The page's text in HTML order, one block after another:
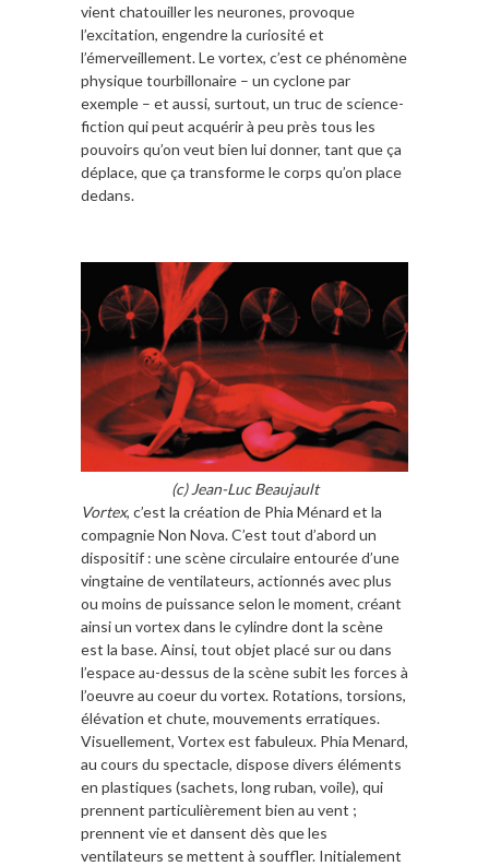
vient chatouiller les neurones, provoque
l’excitation, engendre la curiosité et
l’émerveillement. Le vortex, c’est ce phénomène
physique tourbillonaire – un cyclone par
exemple – et aussi, surtout, un truc de science-
fiction qui peut acquérir à peu près tous les
pouvoirs qu’on veut bien lui donner, tant que ça
déplace, que ça transforme le corps qu’on place
dedans.
(c) Jean-Luc Beaujault
Vortex, c’est la création de Phia Ménard et la
compagnie Non Nova. C’est tout d’abord un
dispositif : une scène circulaire entourée d’une
vingtaine de ventilateurs, actionnés avec plus
ou moins de puissance selon le moment, créant
ainsi un vortex dans le cylindre dont la scène
est la base. Ainsi, tout objet placé sur ou dans
l’espace au-dessus de la scène subit les forces à
l’oeuvre au coeur du vortex. Rotations, torsions,
élévation et chute, mouvements erratiques.
Visuellement, Vortex est fabuleux. Phia Menard,
au cours du spectacle, dispose divers éléments
en plastiques (sachets, long ruban, voile), qui
prennent particulièrement bien au vent ;
prennent vie et dansent dès que les
ventilateurs se mettent à souffler. Initialement